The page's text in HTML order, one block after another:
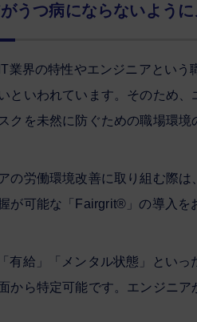
うつ病にならないよう
業界の特性やエンジニアとい
といわれています。そのため
クを未然に防ぐための職場環境
の労働環境改善に取り組む際
が可能な「Fairgrit®」の導入を
有給」「メンタル状態」とい
から特定可能です。エンジニ